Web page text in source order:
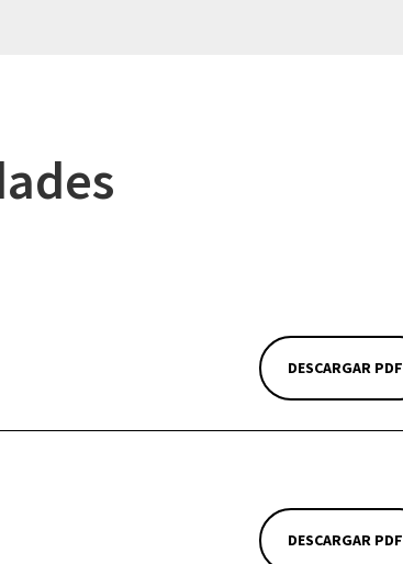
DESCARGAR PDF
DESCARGAR PDF